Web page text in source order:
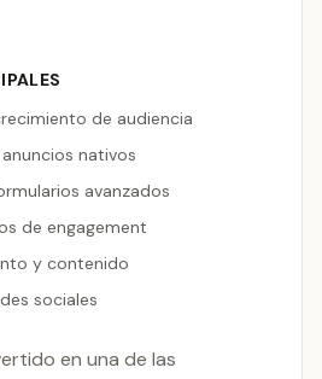
de audiencia
nativos
avanzados
de engagement
y contenido
sociales
en una de las